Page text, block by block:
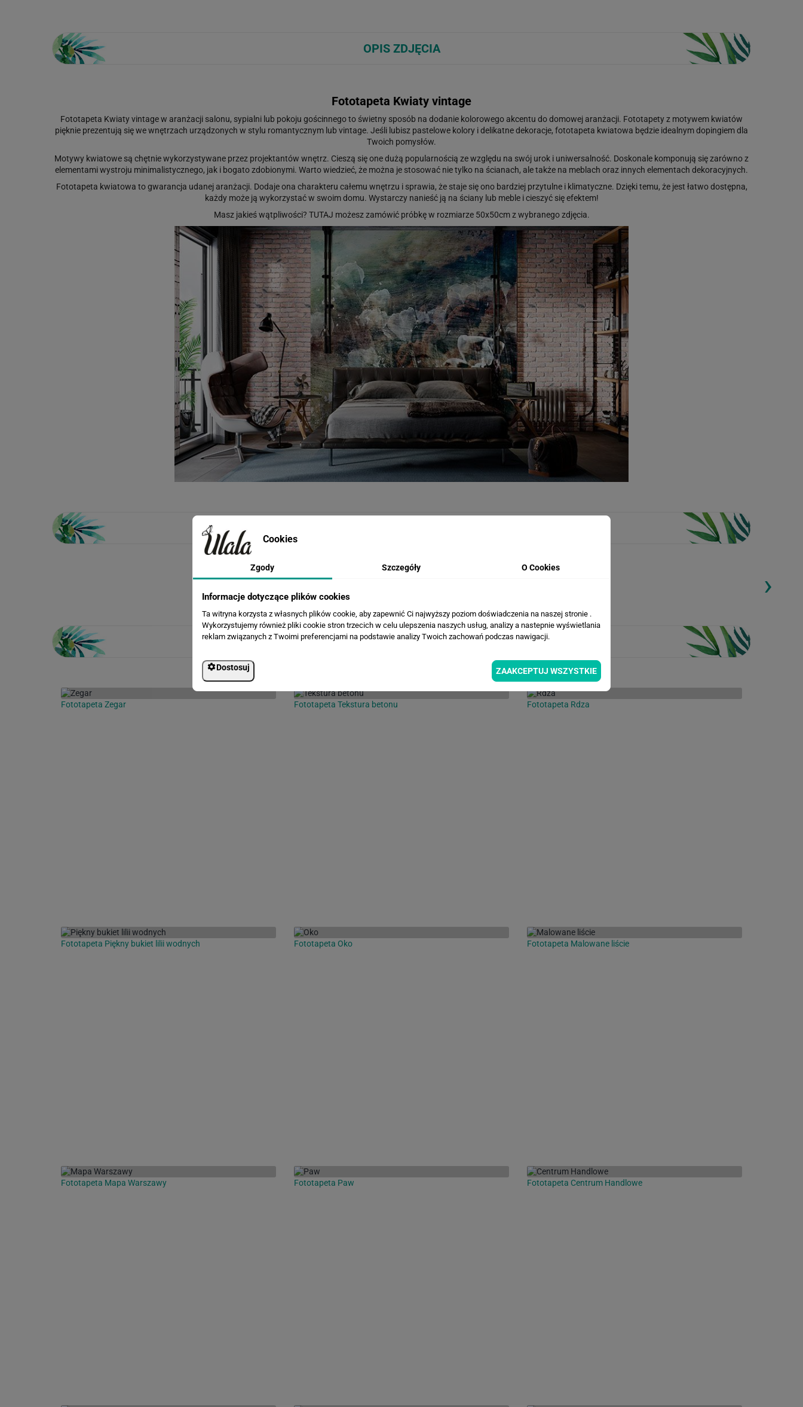
OPIS ZDJĘCIA
Fototapeta Kwiaty vintage
Fototapeta Kwiaty vintage w aranżacji salonu, sypialni lub pokoju gościnnego to świetny sposób na dodanie kolorowego akcentu do domowej aranżacji. Fototapety z motywem kwiatów
pięknie prezentują się we wnętrzach urządzonych w stylu romantycznym lub vintage. Jeśli lubisz pastelowe kolory i delikatne dekoracje, fototapeta kwiatowa będzie idealnym dopingiem dla
Twoich pomysłów.
Motywy kwiatowe są chętnie wykorzystywane przez projektantów wnętrz. Cieszą się one dużą popularnością ze względu na swój urok i uniwersalność. Doskonale komponują się zarówno z
elementami wystroju minimalistycznego, jak i bogato zdobionymi. Warto wiedzieć, że można je stosować nie tylko na ścianach, ale także na meblach oraz innych elementach dekoracyjnych.
Fototapeta kwiatowa to gwarancja udanej aranżacji. Dodaje ona charakteru całemu wnętrzu i sprawia, że staje się ono bardziej przytulne i klimatyczne. Dzięki temu, że jest łatwo dostępna,
każdy może ją wykorzystać w swoim domu. Wystarczy nanieść ją na ściany lub meble i cieszyć się efektem!
Masz jakieś wątpliwości? TUTAJ możesz zamówić próbkę w rozmiarze 50x50cm z wybranego zdjęcia.
Loading... Loading...
›
INSPIRACJE
Fototapeta Zegar Fototapeta Tekstura betonu Fototapeta Rdza
Fototapeta Piękny bukiet lilii wodnych Fototapeta Oko Fototapeta Malowane liście
Fototapeta Mapa Warszawy Fototapeta Paw Fototapeta Centrum Handlowe
Cookies
Zgody Szczegóły O Cookies
Informacje dotyczące plików cookies
Ta witryna korzysta z własnych plików cookie, aby zapewnić Ci najwyższy poziom doświadczenia na naszej stronie .
Wykorzystujemy również pliki cookie stron trzecich w celu ulepszenia naszych usług, analizy a nastepnie wyświetlania
reklam związanych z Twoimi preferencjami na podstawie analizy Twoich zachowań podczas nawigacji.
Dostosuj ZAAKCEPTUJ WSZYSTKIE